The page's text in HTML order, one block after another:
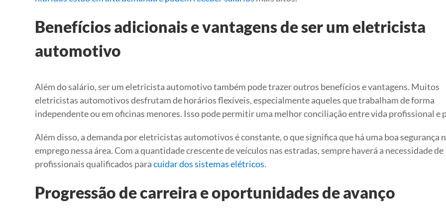
Benefícios adicionais e vantagens de ser um eletricista
automotivo
Além do salário, ser um eletricista automotivo também pode trazer outros benefícios e vantagens. Muitos
eletricistas automotivos desfrutam de horários flexíveis, especialmente aqueles que trabalham de forma
independente ou em oficinas menores. Isso pode permitir uma melhor conciliação entre vida profissional e
Além disso, a demanda por eletricistas automotivos é constante, o que significa que há uma boa segurança
emprego nessa área. Com a quantidade crescente de veículos nas estradas, sempre haverá a necessidade de
profissionais qualificados paracuidar dos sistemas elétricos.
Progressão de carreira e oportunidades de avanço